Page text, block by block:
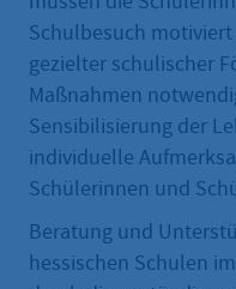
Schulbesuch
gezielter schulischer
Maßnahmen
Sensibilisierung der
individuelle
Schülerinnen und
Beratung und
hessischen Schulen